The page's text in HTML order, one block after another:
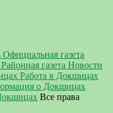
газета
газета Новости
Работа в Докшицах
о Докшицах
Все права